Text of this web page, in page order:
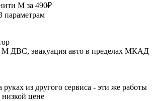
М за 490₽
параметрам
ДВС, эвакуация авто в пределах МКАД
из другого сервиса - эти же работы
низкой цене